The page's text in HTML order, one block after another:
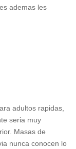
ademas les
adultos rapidas,
seri­a muy
Masas de
nunca conocen lo